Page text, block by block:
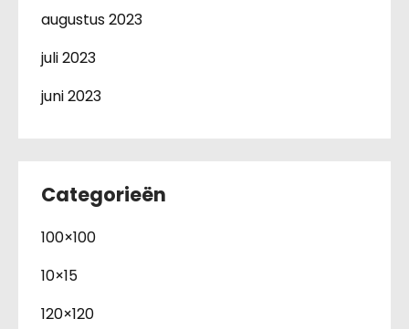
augustus 2023
juli 2023
juni 2023
Categorieën
100×100
10×15
120×120